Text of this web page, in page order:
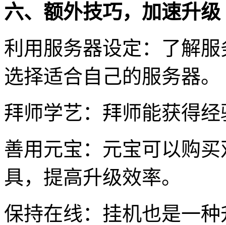
六、额外技巧，加速升级
利用服务器设定：了解
选择适合自己的服务器。
拜师学艺：拜师能获得
善用元宝：元宝可以购
具，提高升级效率。
保持在线：挂机也是一